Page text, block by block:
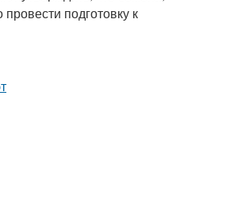
подготовку к